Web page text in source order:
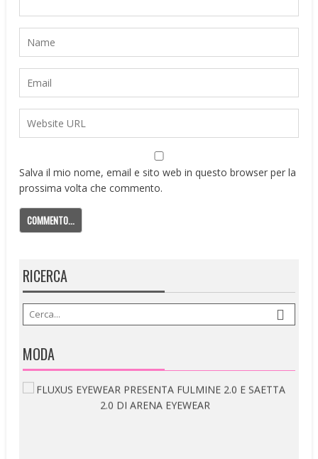
Salva il mio nome, email e sito web in questo browser per la
prossima volta che commento.
RICERCA
MODA